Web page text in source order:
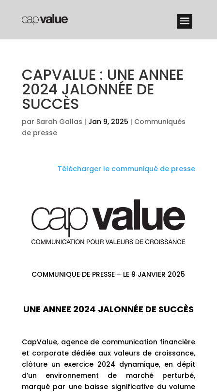
CAPVALUE : UNE ANNEE
2024 JALONNÉE DE
SUCCÈS
par Sarah Gallas | Jan 9, 2025 | Communiqués
de presse
Télécharger le communiqué de presse
COMMUNIQUE DE PRESSE – LE 9 JANVIER 2025
UNE ANNEE 2024 JALONNÉE DE SUCCÈS
CapValue, agence de communication financière
et corporate dédiée aux valeurs de croissance,
clôture un exercice 2024 dynamique, en dépit
d’un environnement de marché perturbé,
marqué par une baisse significative du volume